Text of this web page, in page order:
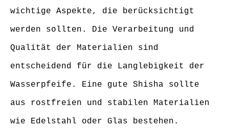
wichtige Aspekte, die berücksichtigt
werden sollten. Die Verarbeitung und
Qualität der Materialien sind
entscheidend für die Langlebigkeit der
Wasserpfeife. Eine gute Shisha sollte
aus rostfreien und stabilen Materialien
wie Edelstahl oder Glas bestehen.